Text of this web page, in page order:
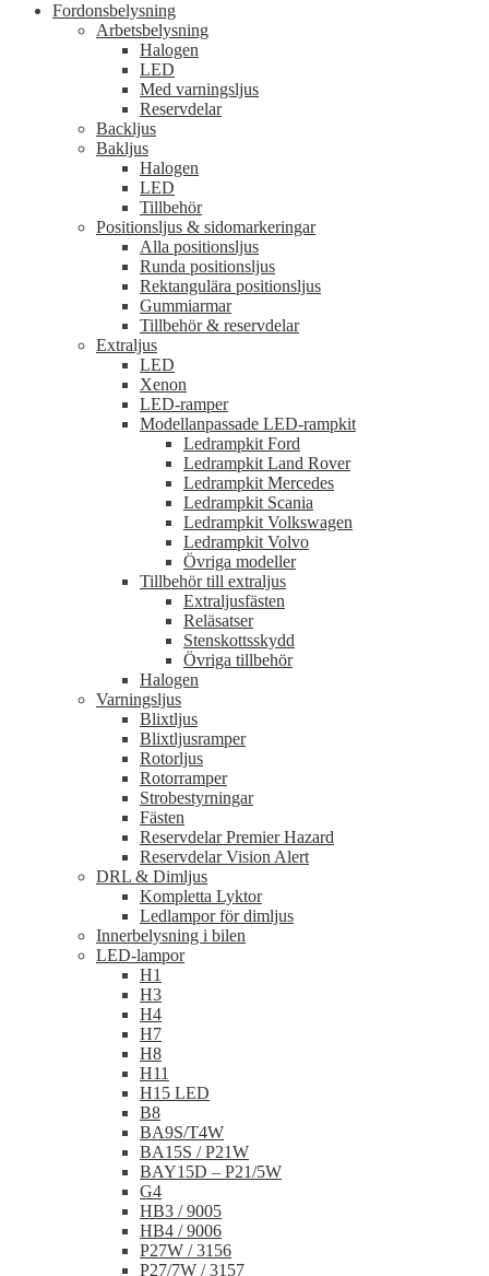
Fordonsbelysning
Arbetsbelysning
Halogen
LED
Med varningsljus
Reservdelar
Backljus
Bakljus
Halogen
LED
Tillbehör
Positionsljus & sidomarkeringar
Alla positionsljus
Runda positionsljus
Rektangulära positionsljus
Gummiarmar
Tillbehör & reservdelar
Extraljus
LED
Xenon
LED-ramper
Modellanpassade LED-rampkit
Ledrampkit Ford
Ledrampkit Land Rover
Ledrampkit Mercedes
Ledrampkit Scania
Ledrampkit Volkswagen
Ledrampkit Volvo
Övriga modeller
Tillbehör till extraljus
Extraljusfästen
Reläsatser
Stenskottsskydd
Övriga tillbehör
Halogen
Varningsljus
Blixtljus
Blixtljusramper
Rotorljus
Rotorramper
Strobestyrningar
Fästen
Reservdelar Premier Hazard
Reservdelar Vision Alert
DRL & Dimljus
Kompletta Lyktor
Ledlampor för dimljus
Innerbelysning i bilen
LED-lampor
H1
H3
H4
H7
H8
H11
H15 LED
B8
BA9S/T4W
BA15S / P21W
BAY15D – P21/5W
G4
HB3 / 9005
HB4 / 9006
P27W / 3156
P27/7W / 3157